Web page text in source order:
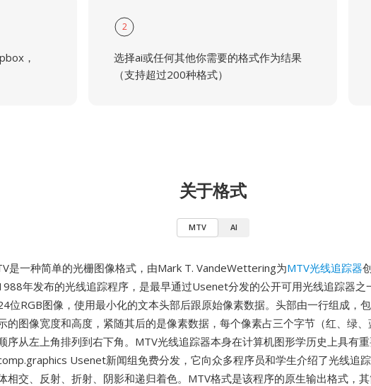
，
2
选择ai或任何其他你需要的格式作为结果
（支持超过200种格式）
关于格式
MTV AI
是一种简单的光栅图像格式，由Mark T. VandeWettering为MTV光线追踪器
年发布的光线追踪程序，是最早通过Usenet分发的公开可用光线追踪器之
位RGB图像，使用最小化的文本头部后跟原始像素数据。头部由一行组成，
的图像宽度和高度，紧随其后的是像素数据，每个像素占三个字节（红、绿
序从左上角排列到右下角。MTV光线追踪器本身在计算机图形学历史上具有
Usenet新闻组免费分发，它向众多程序员和学生介绍了光线追
相交、反射、折射、阴影和递归着色。MTV格式是该程序的原生输出格式，